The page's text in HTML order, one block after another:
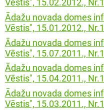
Vēstis", 15.02.2012.,
Ādažu novada domes
Vēstis", 15.01.2012.,
Ādažu novada domes
Vēstis", 15.07.2011.,
Ādažu novada domes
Vēstis", 15.04.2011.,
Ādažu novada domes
Vēstis", 15.03.2011.,